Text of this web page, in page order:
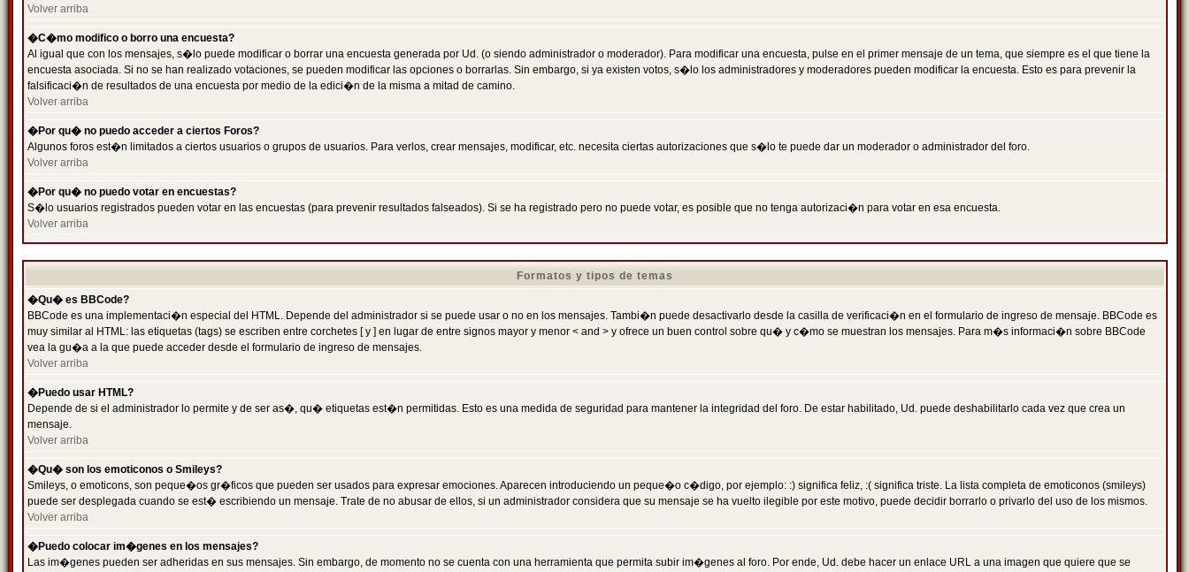
Volver arriba
�C�mo modifico o borro una encuesta?
Al igual que con los mensajes, s�lo puede modificar o borrar una encuesta generada por Ud. (o siendo administrador o moderador). Para modificar una encuesta, pulse en el primer mensaje de un tema, que siempre es el que tiene la
encuesta asociada. Si no se han realizado votaciones, se pueden modificar las opciones o borrarlas. Sin embargo, si ya existen votos, s�lo los administradores y moderadores pueden modificar la encuesta. Esto es para prevenir la
falsificaci�n de resultados de una encuesta por medio de la edici�n de la misma a mitad de camino.
Volver arriba
�Por qu� no puedo acceder a ciertos Foros?
Algunos foros est�n limitados a ciertos usuarios o grupos de usuarios. Para verlos, crear mensajes, modificar, etc. necesita ciertas autorizaciones que s�lo te puede dar un moderador o administrador del foro.
Volver arriba
�Por qu� no puedo votar en encuestas?
S�lo usuarios registrados pueden votar en las encuestas (para prevenir resultados falseados). Si se ha registrado pero no puede votar, es posible que no tenga autorizaci�n para votar en esa encuesta.
Volver arriba
Formatos y tipos de temas
�Qu� es BBCode?
BBCode es una implementaci�n especial del HTML. Depende del administrador si se puede usar o no en los mensajes. Tambi�n puede desactivarlo desde la casilla de verificaci�n en el formulario de ingreso de mensaje. BBCode es
muy similar al HTML: las etiquetas (tags) se escriben entre corchetes [ y ] en lugar de entre signos mayor y menor < and > y ofrece un buen control sobre qu� y c�mo se muestran los mensajes. Para m�s informaci�n sobre BBCode
vea la gu�a a la que puede acceder desde el formulario de ingreso de mensajes.
Volver arriba
�Puedo usar HTML?
Depende de si el administrador lo permite y de ser as�, qu� etiquetas est�n permitidas. Esto es una medida de seguridad para mantener la integridad del foro. De estar habilitado, Ud. puede deshabilitarlo cada vez que crea un
mensaje.
Volver arriba
�Qu� son los emoticonos o Smileys?
Smileys, o emoticons, son peque�os gr�ficos que pueden ser usados para expresar emociones. Aparecen introduciendo un peque�o c�digo, por ejemplo: :) significa feliz, :( significa triste. La lista completa de emoticonos (smileys)
puede ser desplegada cuando se est� escribiendo un mensaje. Trate de no abusar de ellos, si un administrador considera que su mensaje se ha vuelto ilegible por este motivo, puede decidir borrarlo o privarlo del uso de los mismos.
Volver arriba
�Puedo colocar im�genes en los mensajes?
Las im�genes pueden ser adheridas en sus mensajes. Sin embargo, de momento no se cuenta con una herramienta que permita subir im�genes al foro. Por ende, Ud. debe hacer un enlace URL a una imagen que quiere que se